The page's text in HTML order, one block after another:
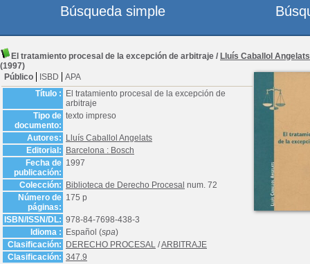
El tratamiento procesal de la excepción de arbitraje / Lluís Caballol Angelats
(1997)
Público
ISBD
APA
Título :
El tratamiento procesal de la excepción de
arbitraje
Tipo de
documento:
texto impreso
Autores:
Lluís Caballol Angelats
Editorial:
Barcelona : Bosch
Fecha de
publicación:
1997
Colección: Biblioteca de Derecho Procesal num. 72
Número de
páginas:
175 p
ISBN/ISSN/DL: 978-84-7698-438-3
Idioma :
Español (spa)
Clasificación:
DERECHO PROCESAL /ARBITRAJE
Clasificación: 347.9
Búsqueda simple